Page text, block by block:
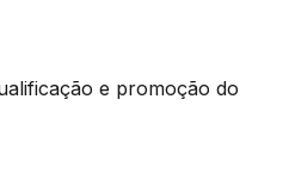
e promoção do